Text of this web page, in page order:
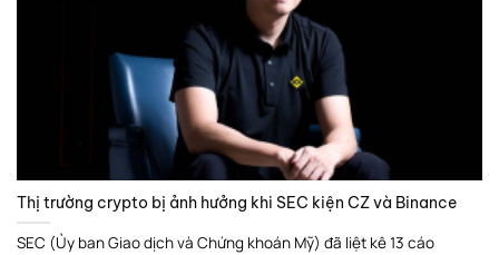
Thị trường crypto bị ảnh hưởng khi SEC kiện CZ và Binance
SEC (Ủy ban Giao dịch và Chứng khoán Mỹ) đã liệt kê 13 cáo